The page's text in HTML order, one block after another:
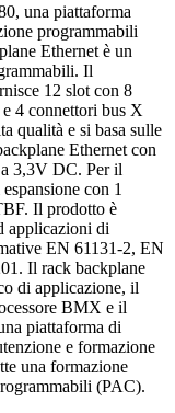
una piattaforma
programmabili
Ethernet è un
Il
12 slot con 8
4 connettori bus X
qualità e si basa sulle
Ethernet con
3,3V DC. Per il
con 1
Il prodotto è
applicazioni di
EN 61131-2, EN
Il rack backplane
di applicazione, il
BMX e il
piattaforma di
e formazione
una formazione
(PAC).